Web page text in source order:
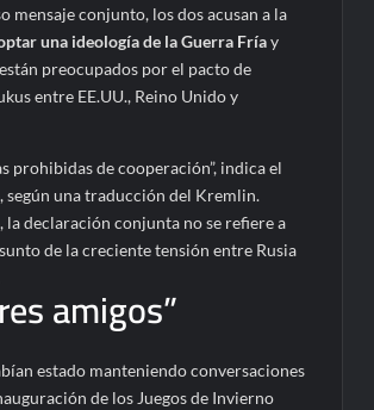
mensaje conjunto, los dos acusan a la
una ideología de la Guerra Fríay
preocupados por el pacto de
entre EE.UU., Reino Unido y
prohibidas de cooperación”, indica el
según una traducción del Kremlin.
la declaración conjunta no se refiere a
de la creciente tensión entre Rusia
amigos”
estado manteniendo conversaciones
de los Juegos de Invierno